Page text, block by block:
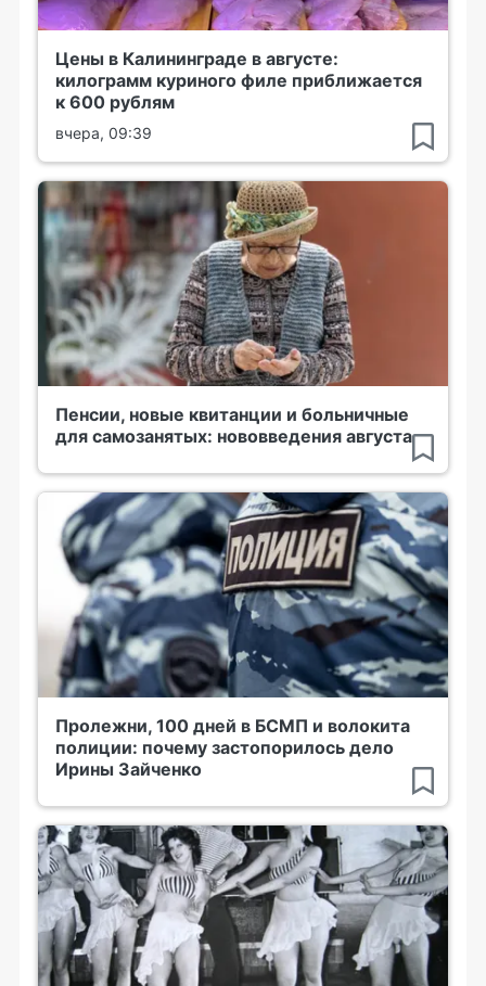
Цены в Калининграде в августе:
килограмм куриного филе приближается
к 600 рублям
вчера, 09:39
Пенсии, новые квитанции и больничные
для самозанятых: нововведения августа
Пролежни, 100 дней в БСМП и волокита
полиции: почему застопорилось дело
Ирины Зайченко